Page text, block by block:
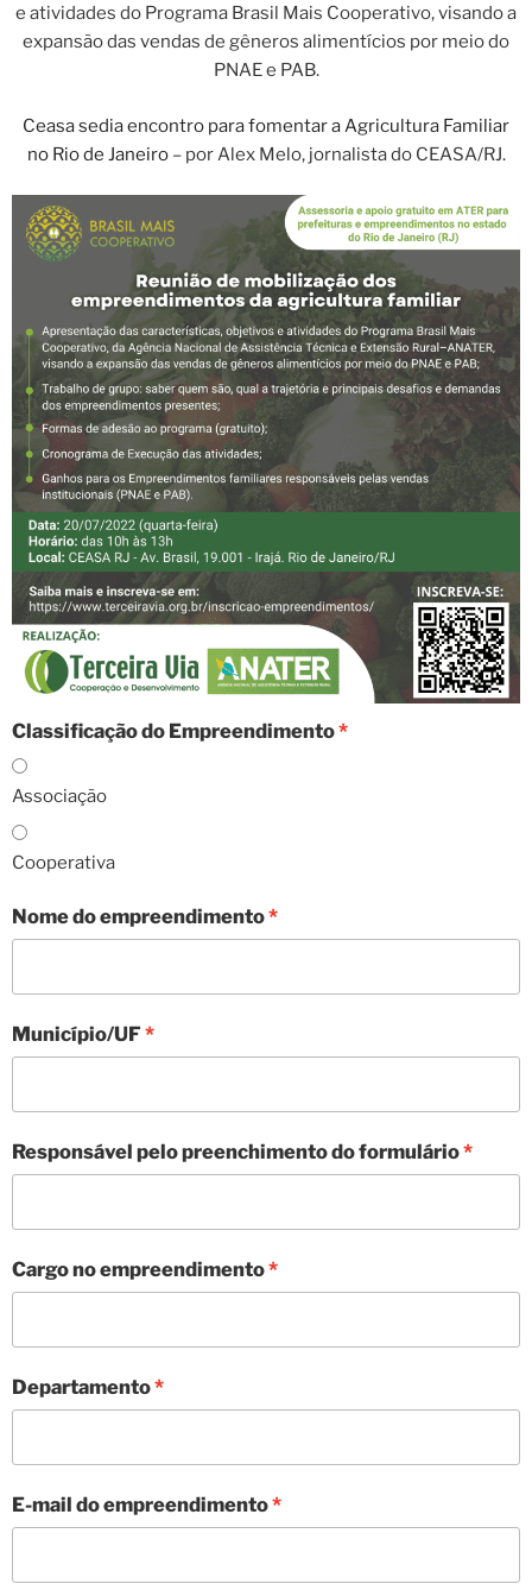
e atividades do Programa Brasil Mais Cooperativo, visando a
expansão das vendas de gêneros alimentícios por meio do
PNAE e PAB.
Ceasa sedia encontro para fomentar a Agricultura Familiar
no Rio de Janeiro– por Alex Melo, jornalista do CEASA/RJ.
Classificação do Empreendimento
Associação
Cooperativa
Nome do empreendimento
Município/UF
Responsável pelo preenchimento do formulário
Cargo no empreendimento
Departamento
E-mail do empreendimento